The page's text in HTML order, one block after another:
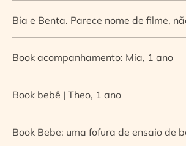
Bia e Benta. Parece nome de filme,
Book acompanhamento: Mia, 1 ano
Book bebê | Theo, 1 ano
Book Bebe: uma fofura de ensaio de